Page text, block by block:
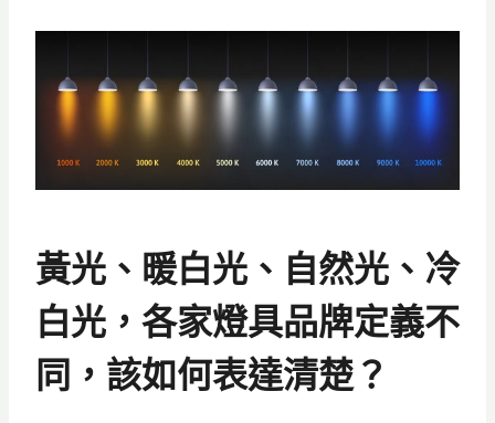
黃光、暖白光、自然光、冷
白光，各家燈具品牌定義不
同，該如何表達清楚？